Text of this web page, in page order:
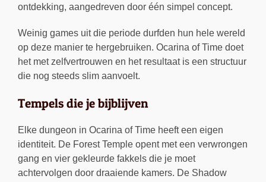
ontdekking, aangedreven door één simpel concept.
Weinig games uit die periode durfden hun hele wereld
op deze manier te hergebruiken. Ocarina of Time doet
het met zelfvertrouwen en het resultaat is een structuur
die nog steeds slim aanvoelt.
Tempels die je bijblijven
Elke dungeon in Ocarina of Time heeft een eigen
identiteit. De Forest Temple opent met een verwrongen
gang en vier gekleurde fakkels die je moet
achtervolgen door draaiende kamers. De Shadow